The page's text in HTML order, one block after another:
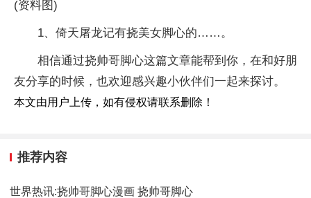
(资料图)
1、倚天屠龙记有挠美女脚心的……。
相信通过挠帅哥脚心这篇文章能帮到你，在和好朋
友分享的时候，也欢迎感兴趣小伙伴们一起来探讨。
本文由用户上传，如有侵权请联系删除！
推荐内容
世界热讯:挠帅哥脚心漫画 挠帅哥脚心